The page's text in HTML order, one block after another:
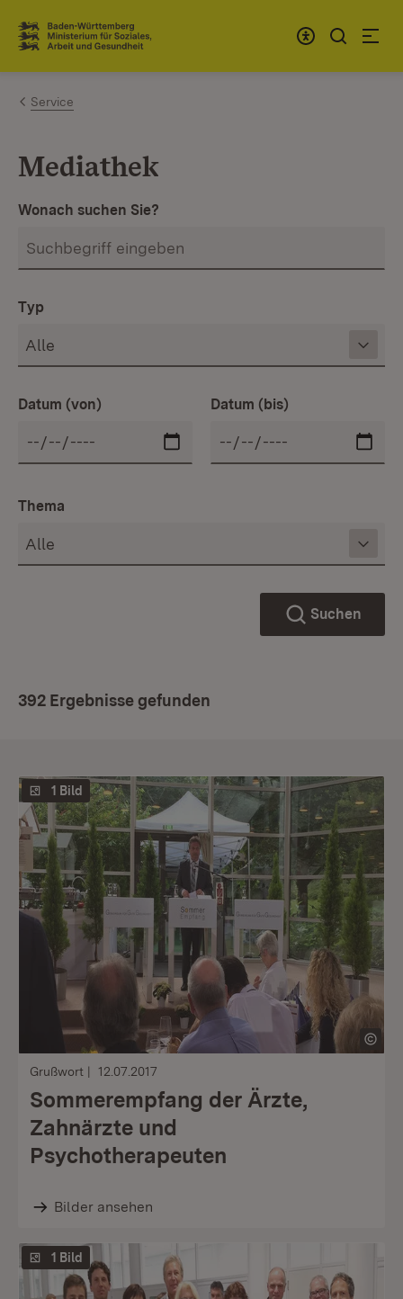
Zum Inhalt springen
Link zur Startseite
Service
Mediathek
Wonach suchen Sie?
Typ
Datum (von) Datum (bis)
Thema
Suchen
392 Ergebnisse gefunden
1 Bild
Grußwort 12.07.2017
Sommerempfang der Ärzte,
Zahnärzte und
Psychotherapeuten
Bilder ansehen
1 Bild